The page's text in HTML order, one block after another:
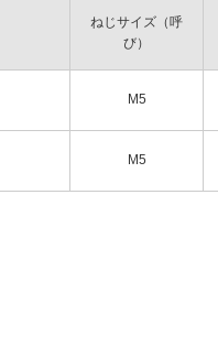
ねじサイズ（呼
び）
M5
M5